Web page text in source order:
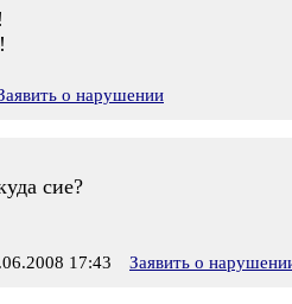
о нарушении
сие?
17:43 Заявить о